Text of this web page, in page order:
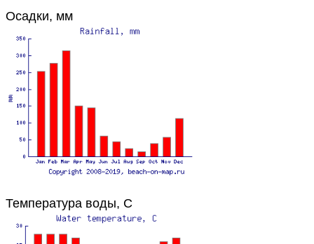
Осадки, мм
Температура воды, C